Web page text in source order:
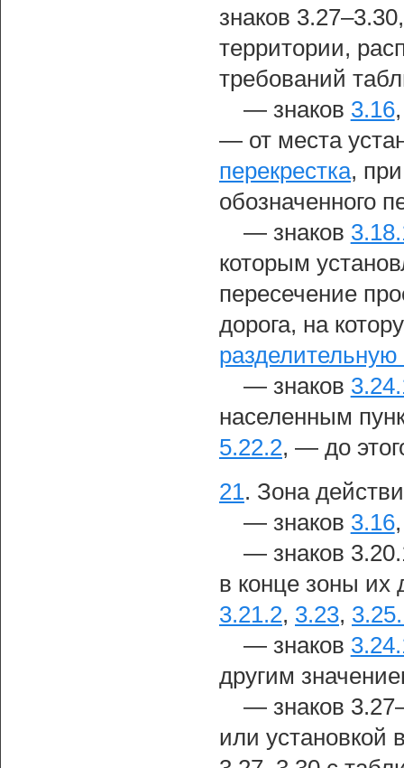
знаков
территории,
требований
— знаков 3.16
— от места
перекрестка,
обозначенного
— знаков
которым
пересечение
дорога, на
разделительную
— знаков
населенным
5.22.2, — до
21. Зона
— знаков 3.16
— знаков
в конце зоны их
3.21.2, 3.23,
— знаков
другим
— знаков
или установкой